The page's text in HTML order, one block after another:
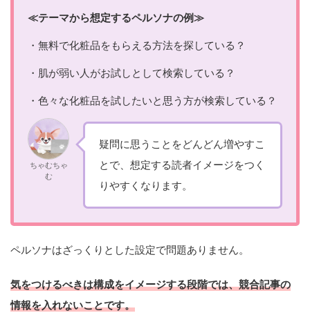
≪テーマから想定するペルソナの例≫
・無料で化粧品をもらえる方法を探している？
・肌が弱い人がお試しとして検索している？
・色々な化粧品を試したいと思う方が検索している？
ちゃむちゃ
む
疑問に思うことをどんどん増やすこ
とで、想定する読者イメージをつく
りやすくなります。
ペルソナはざっくりとした設定で問題ありません。
気をつけるべきは構成をイメージする段階では、競合記事の
情報を入れないことです。